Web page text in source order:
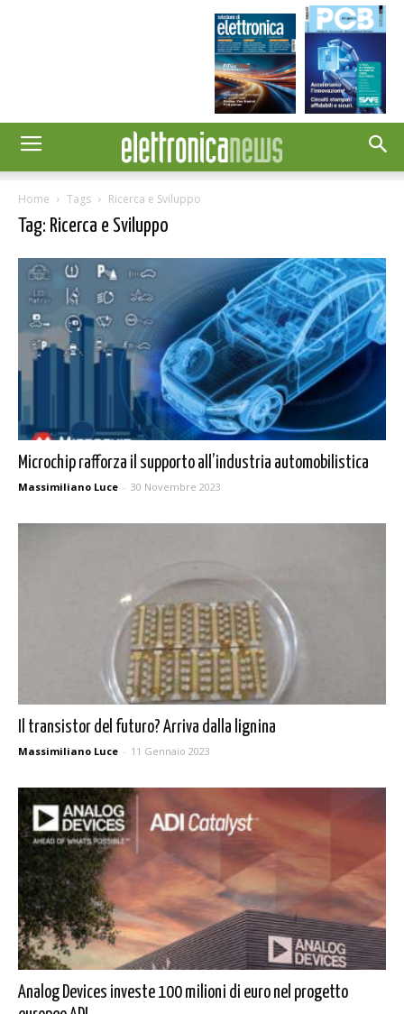
Home Tags Ricerca e Sviluppo
Tag: Ricerca e Sviluppo
Microchip rafforza il supporto all’industria automobilistica
Massimiliano Luce - 30 Novembre 2023
Il transistor del futuro? Arriva dalla lignina
Massimiliano Luce - 11 Gennaio 2023
Analog Devices investe 100 milioni di euro nel progetto